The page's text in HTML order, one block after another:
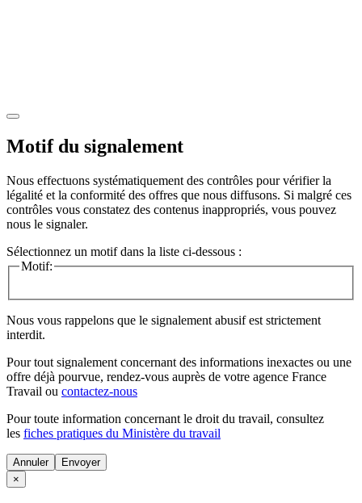
Motif du signalement
Nous effectuons systématiquement des contrôles pour vérifier la
légalité et la conformité des offres que nous diffusons. Si malgré ces
contrôles vous constatez des contenus inappropriés, vous pouvez
nous le signaler.
Sélectionnez un motif dans la liste ci-dessous :
Motif:
Nous vous rappelons que le signalement abusif est strictement
interdit.
Pour tout signalement concernant des informations inexactes ou une
offre déjà pourvue, rendez-vous auprès de votre agence France
Travail ou contactez-nous
Pour toute information concernant le droit du travail, consultez
les fiches pratiques du Ministère du travail
Annuler
×